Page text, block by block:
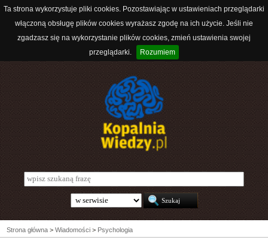
Ta strona wykorzystuje pliki cookies. Pozostawiając w ustawieniach przeglądarki
włączoną obsługę plików cookies wyrażasz zgodę na ich użycie. Jeśli nie
zgadzasz się na wykorzystanie plików cookies, zmień ustawienia swojej
przeglądarki.
Rozumiem
Strona główna > Wiadomości > Psychologia